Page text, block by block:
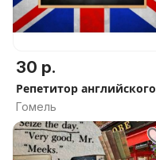
30 р.
Репетитор английского
Гомель